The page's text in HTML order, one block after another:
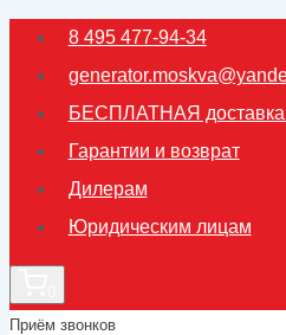
Перейти
содержимому
8 495 477-94-34
БЕСПЛАТНАЯ доставка
Гарантии и возврат
Дилерам
Юридическим лицам
Приём звонков